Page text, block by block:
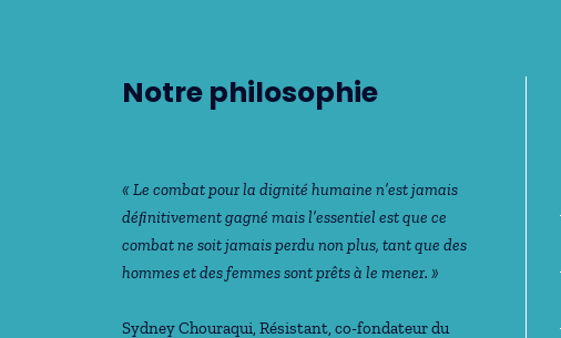
Notre philosophie
« Le combat pour la dignité humaine n’est jamais
déﬁnitivement gagné mais l’essentiel est que ce
combat ne soit jamais perdu non plus, tant que des
hommes et des femmes sont prêts à le mener. »
Sydney Chouraqui, Résistant, co-fondateur du